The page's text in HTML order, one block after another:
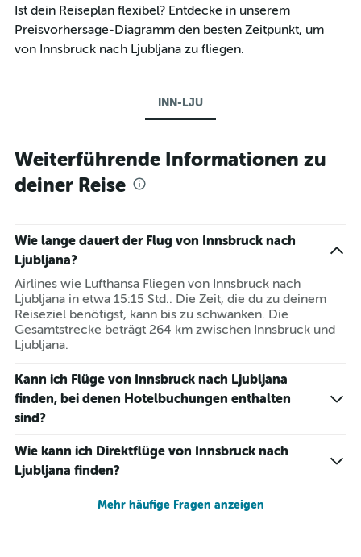
Ist dein Reiseplan flexibel? Entdecke in unserem
Preisvorhersage-Diagramm den besten Zeitpunkt, um
von Innsbruck nach Ljubljana zu fliegen.
INN-LJU
Weiterführende Informationen zu
deiner Reise
Wie lange dauert der Flug von Innsbruck nach
Ljubljana?
Airlines wie Lufthansa Fliegen von Innsbruck nach
Ljubljana in etwa 15:15 Std.. Die Zeit, die du zu deinem
Reiseziel benötigst, kann bis zu schwanken. Die
Gesamtstrecke beträgt 264 km zwischen Innsbruck und
Ljubljana.
Kann ich Flüge von Innsbruck nach Ljubljana
finden, bei denen Hotelbuchungen enthalten
sind?
Wie kann ich Direktflüge von Innsbruck nach
Ljubljana finden?
Mehr häufige Fragen anzeigen